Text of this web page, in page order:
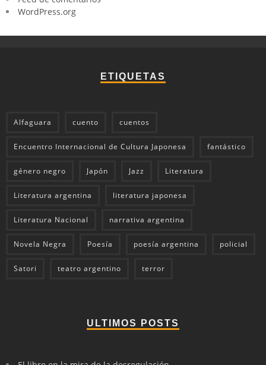
WordPress.org
ETIQUETAS
Alfaguara cuento cuentos
Encuentro Internacional de Cultura Japonesa fantástico
género negro Japón Jazz Literatura
Literatura argentina literatura japonesa
Literatura Nacional narrativa argentina
Novela Negra Poesía poesía argentina policial
Satori teatro argentino terror
ULTIMOS POSTS